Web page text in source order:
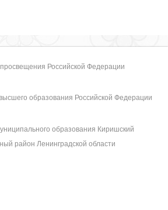
Российской Федерации
образования Российской Федерации
образования Киришский
район Ленинградской области